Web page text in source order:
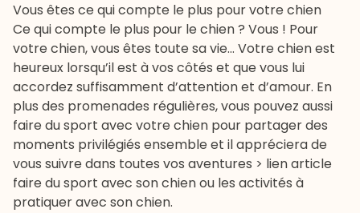
Vous êtes ce qui compte le plus pour votre chien
Ce qui compte le plus pour le chien ? Vous ! Pour
votre chien, vous êtes toute sa vie… Votre chien est
heureux lorsqu’il est à vos côtés et que vous lui
accordez suffisamment d’attention et d’amour. En
plus des promenades régulières, vous pouvez aussi
faire du sport avec votre chien pour partager des
moments privilégiés ensemble et il appréciera de
vous suivre dans toutes vos aventures > lien article
faire du sport avec son chien ou les activités à
pratiquer avec son chien.